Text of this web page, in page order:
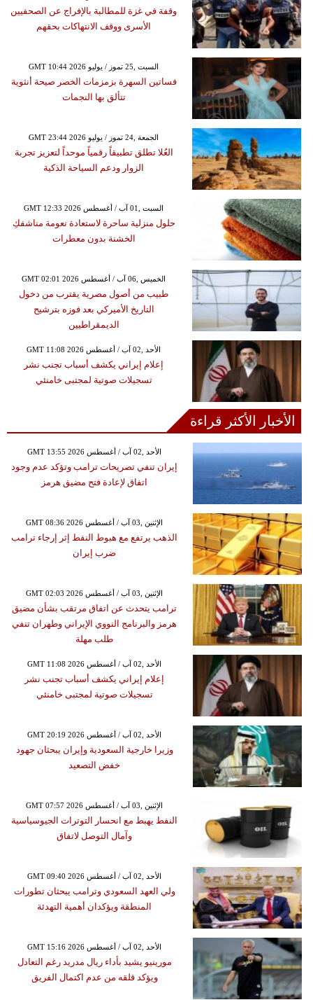
وقفة في غزة للمطالبة بالإفراج عن الصحفيين
الأسرى ووقف الانتهاكات بحقهم
GMT 10:44 2026 السبت ,25 تموز / يوليو
فساتين السهرة بزمزمات الخصر صيحة أنثوية
تتألق بها النجمات
GMT 23:44 2026 الجمعة ,24 تموز / يوليو
العُلا تطلق تطبيقاً رقمياً موحداً لتعزيز تجربة
الزوار ودعم السياحة الذكية
GMT 12:33 2026 السبت ,01 آب / أغسطس
حلول منزلية ساحرة لاستعادة نعومة مناشفكِ
الخشنة بدون معطرات
GMT 02:01 2026 الخميس ,06 آب / أغسطس
طبيب من أصول مصرية يقترب من دخول
التاريخ الأميركي بعد فوزه بترشيح
الديمقراطيين
GMT 11:08 2026 الأحد ,02 آب / أغسطس
إعلام إيراني يكشف أسباب تجنب نشر
تسجيلات صوتية لمجتبى خامنئي
الأخبار الأكثر قراءة
GMT 13:55 2026 الأحد ,02 آب / أغسطس
إيران تنفي تصريحات ترامب وتؤكد عدم وجود
اتفاق لإعادة فتح مضيق هرمز
GMT 08:36 2026 الإثنين ,03 آب / أغسطس
الذهب يرتفع مع هبوط النفط إثر إرجاء ترامب
ضرب إيران
GMT 02:03 2026 الإثنين ,03 آب / أغسطس
ترامب يتحدث عن اتفاق مرتقب بشأن مضيق
هرمز والبرنامج النووي الإيراني وطهران تنفي
طلب مهلة
GMT 11:08 2026 الأحد ,02 آب / أغسطس
إعلام إيراني يكشف أسباب تجنب نشر
تسجيلات صوتية لمجتبى خامنئي
GMT 20:19 2026 الأحد ,02 آب / أغسطس
وزيرا خارجية السعودية وإيران يبحثان جهود
خفض التصعيد
GMT 07:57 2026 الإثنين ,03 آب / أغسطس
النفط يهبط مع انحسار التوترات الجيوسياسية
وآمال التوصل لاتفاق
GMT 09:40 2026 الأحد ,02 آب / أغسطس
ولي العهد السعودي وترامب يبحثان تطورات
المنطقة ويؤكدان أهمية التهدئة
GMT 15:16 2026 الأحد ,02 آب / أغسطس
مورينيو يشيد بأداء ريال مدريد رغم التعادل
ويؤكد قلقه من عدم اكتمال الفريق